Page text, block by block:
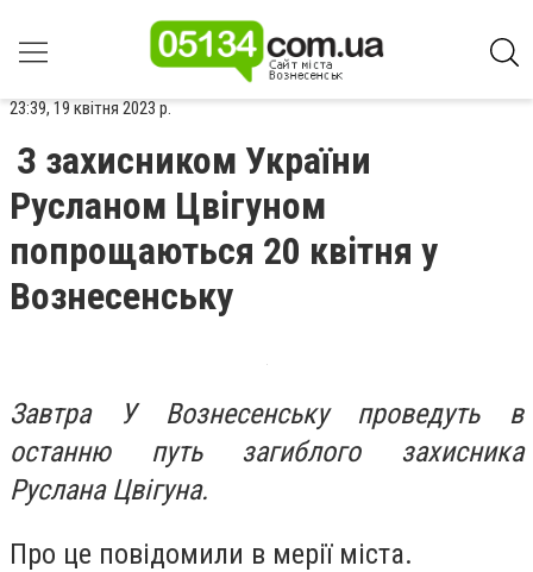
23:39, 19 квітня 2023 р.
З захисником України
Русланом Цвігуном
попрощаються 20 квітня у
Вознесенську
Завтра У Вознесенську проведуть в
останню путь загиблого захисника
Руслана Цвігуна.
Про це повідомили в мерії міста.